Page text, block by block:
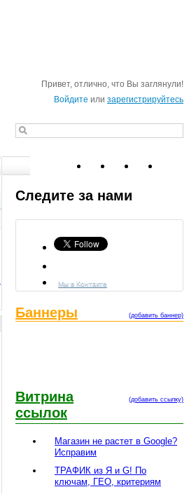
Привет, отлично, что Вы заглянули!
Войдите или зарегистрируйтесь
Следите за нами
Мы в Контакте
(добавить баннер)
Баннеры
(добавить ссылку)
Витрина
ссылок
Магазин не растет в Google?
Исправим
ТРАФИК из Я и G! По
ключам, ГЕО, критериям